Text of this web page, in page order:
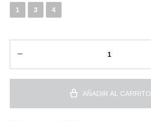
1 3 4
AÑADIR AL CARRITO